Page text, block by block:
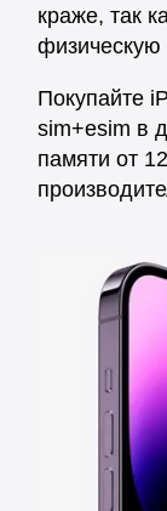
краже, так
физическую
Покупайте
sim+esim в
памяти от